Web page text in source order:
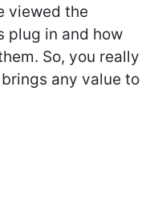
viewed the
plug in and how
So, you really
any value to